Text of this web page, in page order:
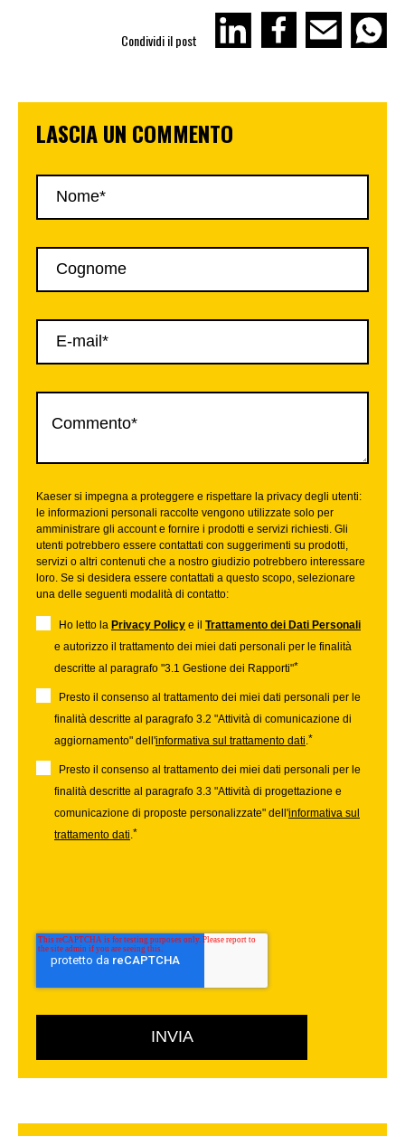
Condividi il post
LASCIA UN COMMENTO
Kaeser si impegna a proteggere e rispettare la privacy degli utenti:
le informazioni personali raccolte vengono utilizzate solo per
amministrare gli account e fornire i prodotti e servizi richiesti. Gli
utenti potrebbero essere contattati con suggerimenti su prodotti,
servizi o altri contenuti che a nostro giudizio potrebbero interessare
loro. Se si desidera essere contattati a questo scopo, selezionare
una delle seguenti modalità di contatto:
Ho letto la Privacy Policy e il Trattamento dei Dati Personali
e autorizzo il trattamento dei miei dati personali per le finalità
descritte al paragrafo "3.1 Gestione dei Rapporti"*
Presto il consenso al trattamento dei miei dati personali per le
finalità descritte al paragrafo 3.2 "Attività di comunicazione di
aggiornamento" dell'informativa sul trattamento dati *
Presto il consenso al trattamento dei miei dati personali per le
finalità descritte al paragrafo 3.3 "Attività di progettazione e
comunicazione di proposte personalizzate" dell'informativa sul
trattamento dati *